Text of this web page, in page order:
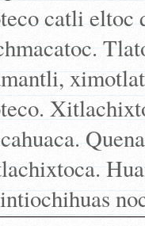
catli eltoc